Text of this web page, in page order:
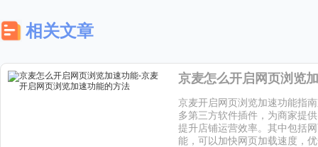
相关文章
京麦开启网页浏览加速功能指
多第三方软件插件，为商家提
提升店铺运营效率。其中包括
能，可以加快网页加载速度，